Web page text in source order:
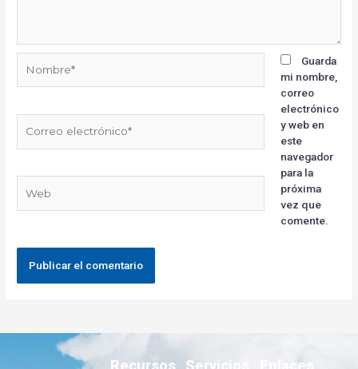
Guarda
mi nombre,
correo
electrónico
y web en
este
navegador
para la
próxima
vez que
comente.
Recursos Servicios Enlaces